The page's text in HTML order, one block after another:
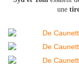
une